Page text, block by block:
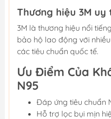
Thương hiệu 3M uy
3M là thương hiệu nổi
bảo hộ lao động với
các tiêu chuẩn quốc tế.
Ưu Điểm Của
N95
Đáp ứng tiêu chuẩn
Hỗ trợ lọc bụi mịn